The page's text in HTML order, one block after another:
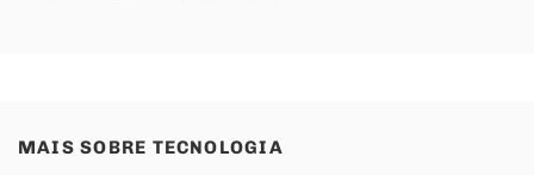
MAIS SOBRE TECNOLOGIA